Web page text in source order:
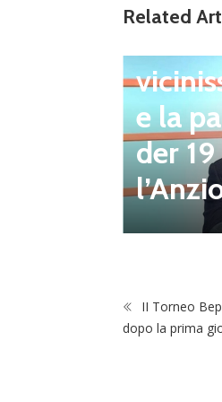
Related
Ultim'ora
e la
der
II Torneo
dopo la prima